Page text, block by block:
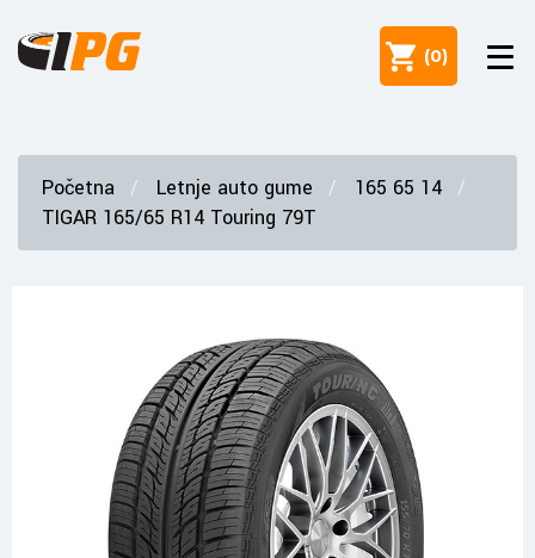
(0)
Početna Letnje auto gume
165 65 14
TIGAR 165/65 R14 Touring 79T